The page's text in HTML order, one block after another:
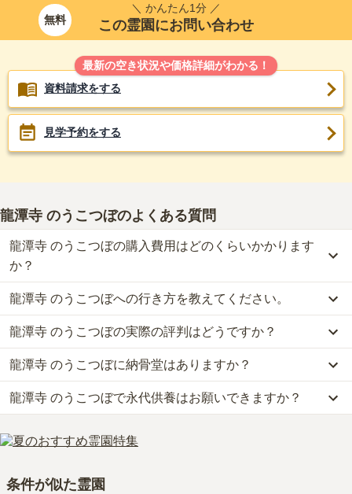
無料
＼ かんたん1分 ／
この霊園にお問い合わせ
最新の空き状況や価格詳細がわかる！
資料請求をする
見学予約をする
龍潭寺 のうこつぼのよくある質問
龍潭寺 のうこつぼの購入費用はどのくらいかかります
か？
龍潭寺 のうこつぼでは、納骨堂が約49.8万円からお求めいただけま
す。
なお、龍潭寺 のうこつぼがある愛知県の相場は、納骨堂が約50万
円です。
お墓は、価格が高いものがよい、安いものが悪い、という訳ではあ
きる場所を選ぶことです。
龍潭寺 のうこつぼへの行き方を教えてください。
公共交通機関の場合、名鉄犬山線「岩倉駅」から徒歩約8分です。
詳しいルートや地図は、本ページの「地図・交通アクセス」欄をご
確認ください。
龍潭寺 のうこつぼの実際の評判はどうですか？
龍潭寺 のうこつぼの口コミはまだ投稿されておりません。
口コミはあくまで一つの目安です。資料請求や現地見学を通して、
ご自身の目で雰囲気を確認してみることをおすすめします。
龍潭寺 のうこつぼに納骨堂はありますか？
はい、龍潭寺 のうこつぼには1種類の納骨堂がございます。
費用は、約49.8万円からとなっております。
龍潭寺 のうこつぼがある愛知県の納骨堂の相場価格は、約50万円
です。
費用・デメリットを解説！
龍潭寺 のうこつぼで永代供養はお願いできますか？
はい、龍潭寺 のうこつぼは永代供養に対応しています。
費用は、約49.8万円からとなっております。
万円です。
条件が似た霊園